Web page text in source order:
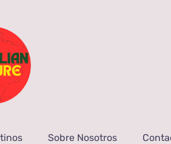
Sobre Nosotros